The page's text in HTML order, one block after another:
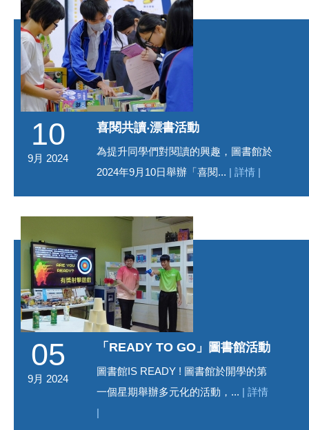
10
9月 2024
喜閱共讀‧漂書活動
為提升同學們對閱讀的興趣，圖書館於
2024年9月10日舉辦「喜閱... | 詳情 |
05
9月 2024
「READY TO GO」圖書館活動
圖書館IS READY ! 圖書館於開學的第
一個星期舉辦多元化的活動，... | 詳情
|